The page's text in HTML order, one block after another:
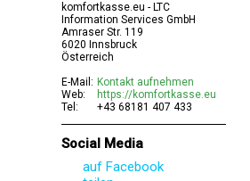
komfortkasse.eu - LTC
Information Services GmbH
Amraser Str. 119
6020 Innsbruck
Österreich
E-Mail: Kontakt aufnehmen
Web:
https://komfortkasse.eu
Tel:
+43 68181 407 433
Social Media
auf Facebook